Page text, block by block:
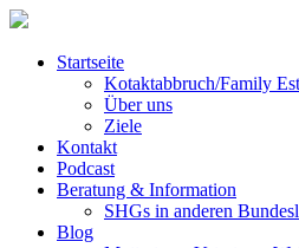
Startseite
Kotaktabbruch/Family
Über uns
Ziele
Kontakt
Podcast
Beratung & Information
SHGs in anderen
Blog